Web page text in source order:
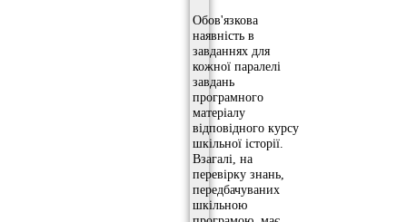
Обов'язкова
наявність в
завданнях для
кожної паралелі
завдань
програмного
матеріалу
відповідного курсу
шкільної історії.
Взагалі, на
перевірку знань,
передбачуваних
шкільною